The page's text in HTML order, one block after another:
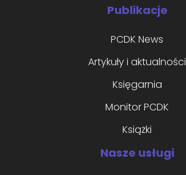
Publikacje
PCDK News
Artykuły i aktualności
Księgarnia
Monitor PCDK
Książki
Nasze usługi